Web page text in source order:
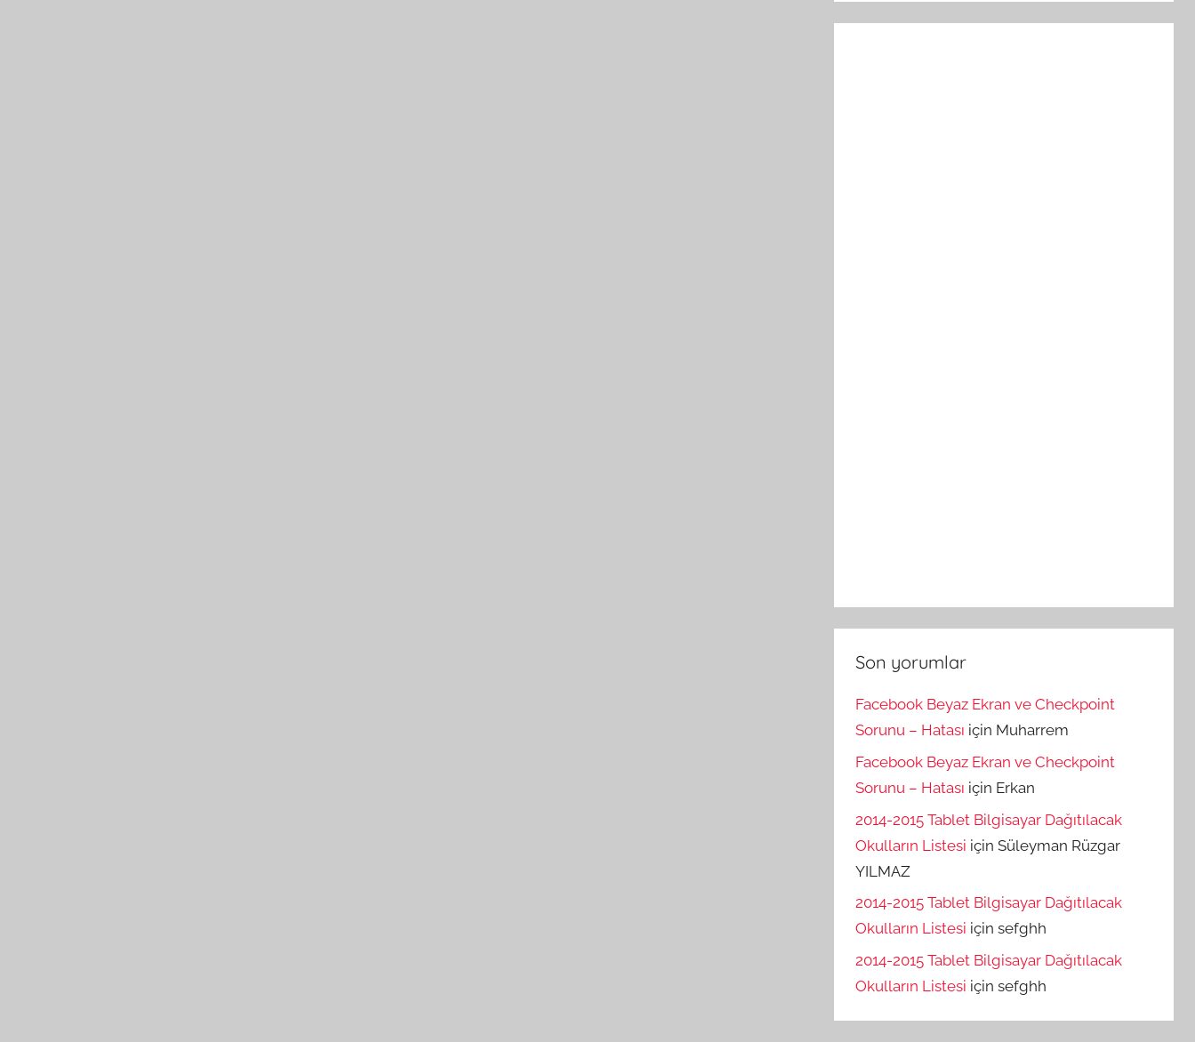
Son yorumlar
Facebook Beyaz Ekran ve Checkpoint
Sorunu – Hatası için Muharrem
Facebook Beyaz Ekran ve Checkpoint
Sorunu – Hatası için Erkan
2014-2015 Tablet Bilgisayar Dağıtılacak
Okulların Listesi içinSüleyman Rüzgar
YILMAZ
2014-2015 Tablet Bilgisayar Dağıtılacak
Okulların Listesi içinsefghh
2014-2015 Tablet Bilgisayar Dağıtılacak
Okulların Listesi içinsefghh